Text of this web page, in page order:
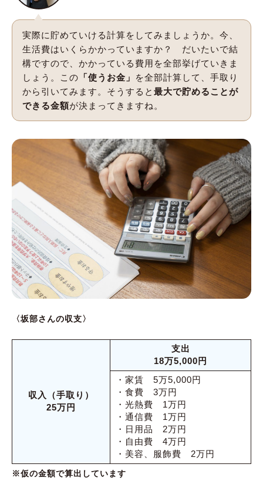
実際に貯めていける計算をしてみましょうか。今、
生活費はいくらかかっていますか？ だいたいで結
構ですので、かかっている費用を全部挙げていきま
しょう。この 「使うお金」
を全部計算して、手取り
から引いてみます。そうすると 最大で貯めることが
できる金額が決まってきますね。
〈坂部さんの収支〉
収入（手取り）
25万円
支出
18万5,000円
・家賃 5万5,000円
・食費 3万円
・光熱費 1万円
・通信費 1万円
・日用品 2万円
・自由費 4万円
・美容、服飾費 2万円
※仮の金額で算出しています